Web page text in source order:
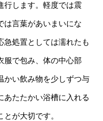
行します。軽度では震
は言葉があいまいにな
急処置としては濡れたも
服で包み、体の中心部
かい飲み物を少しずつ与
あたたかい浴槽に入れる
が大切です。